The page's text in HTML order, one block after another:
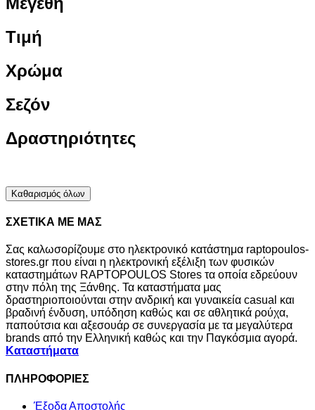
Τιμή
Χρώμα
Σεζόν
Δραστηριότητες
Καθαρισμός όλων
ΣΧΕΤΙΚΑ ΜΕ ΜΑΣ
Σας καλωσορίζουμε στο ηλεκτρονικό κατάστημα raptopoulos-
stores.gr που είναι η ηλεκτρονική εξέλιξη των φυσικών
καταστημάτων RAPTOPOULOS Stores τα οποία εδρεύουν
στην πόλη της Ξάνθης. Τα καταστήματα μας
δραστηριοποιούνται στην ανδρική και γυναικεία casual και
βραδινή ένδυση, υπόδηση καθώς και σε αθλητικά ρούχα,
παπούτσια και αξεσουάρ σε συνεργασία με τα μεγαλύτερα
brands από την Ελληνική καθώς και την Παγκόσμια αγορά.
Καταστήματα
ΠΛΗΡΟΦΟΡΙΕΣ
Έξοδα Αποστολής